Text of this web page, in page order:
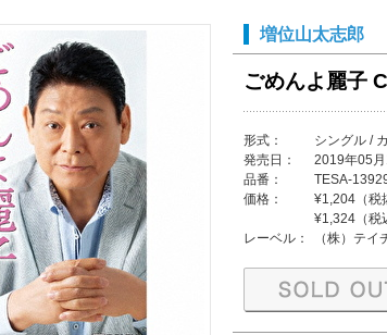
増位山太志郎
ごめんよ麗子
形式：
シングル /
発売日：
2019年05月
品番：
TESA-
価格：
¥1,204（税
¥1,324（税
レーベル：
（株）テ